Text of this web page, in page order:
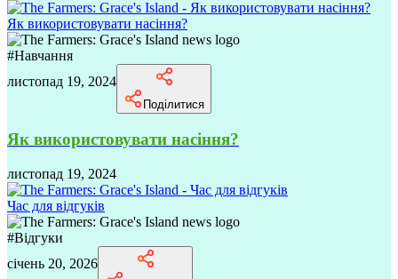
Як використовувати насіння?
#Навчання
листопад 19, 2024
Поділитися
Як використовувати насіння?
листопад 19, 2024
Час для відгуків
#Відгуки
січень 20, 2026